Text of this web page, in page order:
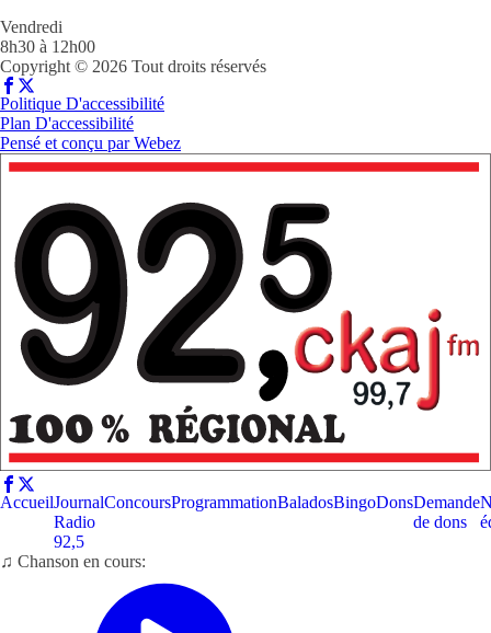
Vendredi
8h30 à 12h00
Copyright © 2026 Tout droits réservés
Politique D'accessibilité
Plan D'accessibilité
Pensé et conçu parWebez
AccueilJournal
Radio
92,5
ConcoursProgrammationBaladosBingoDonsDemande
de dons
♫ Chanson en cours: